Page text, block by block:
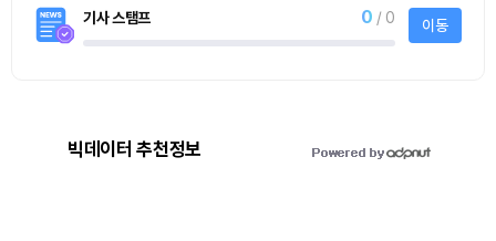
기사 스탬프 0 / 0 이동
빅데이터 추천정보